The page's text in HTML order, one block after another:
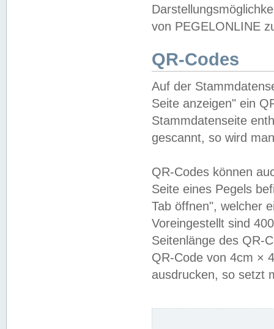
von PEGELONLINE
QR-Codes
Auf der
Seite anzeigen" ein
Stammdatenseite
gescannt, so wird
QR-Codes können
Seite eines Pegels
Tab öffnen", welcher
Voreingestellt sind
Seitenlänge des QR-
QR-Code von 4cm ×
ausdrucken, so setzt